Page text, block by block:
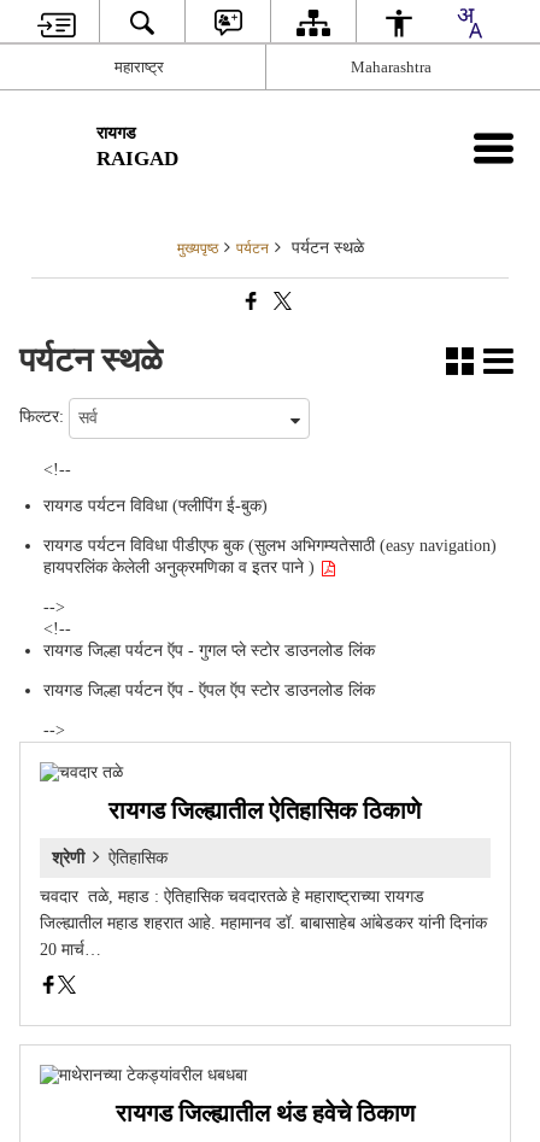
महाराष्ट्र Maharashtra
रायगड
RAIGAD
मुख्यपृष्ठ पर्यटन पर्यटन स्थळे
पर्यटन स्थळे
फिल्टर:
<!--
रायगड पर्यटन विविधा (फ्लीपिंग ई-बुक)
रायगड पर्यटन विविधा पीडीएफ बुक (सुलभ अभिगम्यतेसाठी (easy navigation)
हायपरलिंक केलेली अनुक्रमणिका व इतर पाने )
-->
<!--
रायगड जिल्हा पर्यटन ऍप - गुगल प्ले स्टोर डाउनलोड लिंक
रायगड जिल्हा पर्यटन ऍप - ऍपल ऍप स्टोर डाउनलोड लिंक
-->
रायगड जिल्ह्यातील ऐतिहासिक ठिकाणे
श्रेणी ऐतिहासिक
चवदार तळे, महाड : ऐतिहासिक चवदारतळे हे महाराष्ट्राच्या रायगड
जिल्ह्यातील महाड शहरात आहे. महामानव डॉ. बाबासाहेब आंबेडकर यांनी दिनांक
20 मार्च…
रायगड जिल्ह्यातील थंड हवेचे ठिकाण